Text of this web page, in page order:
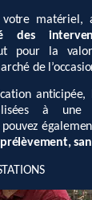
matériel,
des
pour la
de
anticipée,
à une